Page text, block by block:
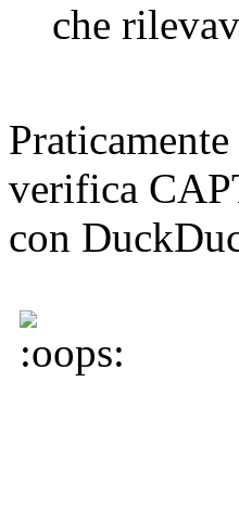
che
verifica
con